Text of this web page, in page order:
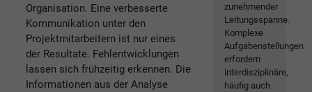
Organisation. Eine verbesserte
Kommunikation unter den
Projektmitarbeitern ist nur eines
der Resultate. Fehlentwicklungen
lassen sich frühzeitig erkennen. Die
Informationen aus der Analyse
zunehmender
Leitungsspanne.
Komplexe
Aufgabenstellungen
erfordern
interdisziplinäre,
häufig auch